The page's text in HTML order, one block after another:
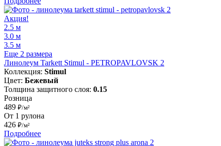
Акция!
2.5 м
3.0 м
3.5 м
Еще 2 размера
Линолеум Tarkett Stimul - PETROPAVLOVSK 2
Коллекция: Stimul
Цвет: Бежевый
Толщина защитного слоя: 0.15
Розница
489 ₽/м²
От 1 рулона
426 ₽/м²
Подробнее